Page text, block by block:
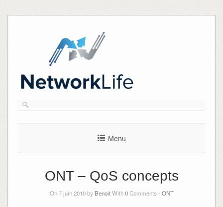
Menu
ONT – QoS concepts
On 7 juin 2010 by BenoitWith0Comments - ONT